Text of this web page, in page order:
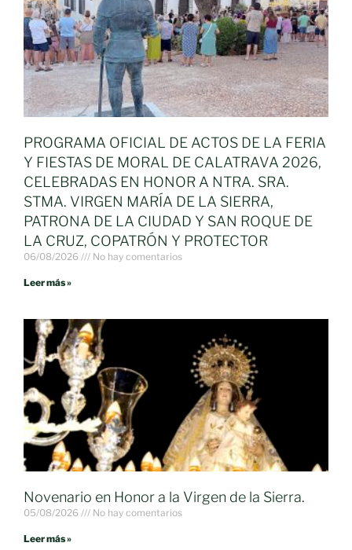
PROGRAMA OFICIAL DE ACTOS DE LA FERIA
Y FIESTAS DE MORAL DE CALATRAVA 2026,
CELEBRADAS EN HONOR A NTRA. SRA.
STMA. VIRGEN MARÍA DE LA SIERRA,
PATRONA DE LA CIUDAD Y SAN ROQUE DE
LA CRUZ, COPATRÓN Y PROTECTOR
06/08/2026 No hay comentarios
Leer más »
Novenario en Honor a la Virgen de la Sierra.
05/08/2026 No hay comentarios
Leer más »